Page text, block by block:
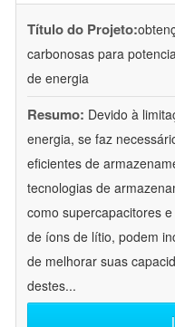
Título do Projeto:
carbonosas para
de energia
Resumo: Devido à
energia, se faz
eficientes de
tecnologias de
como supercapacitores
de íons de lítio, podem
de melhorar suas
destes...